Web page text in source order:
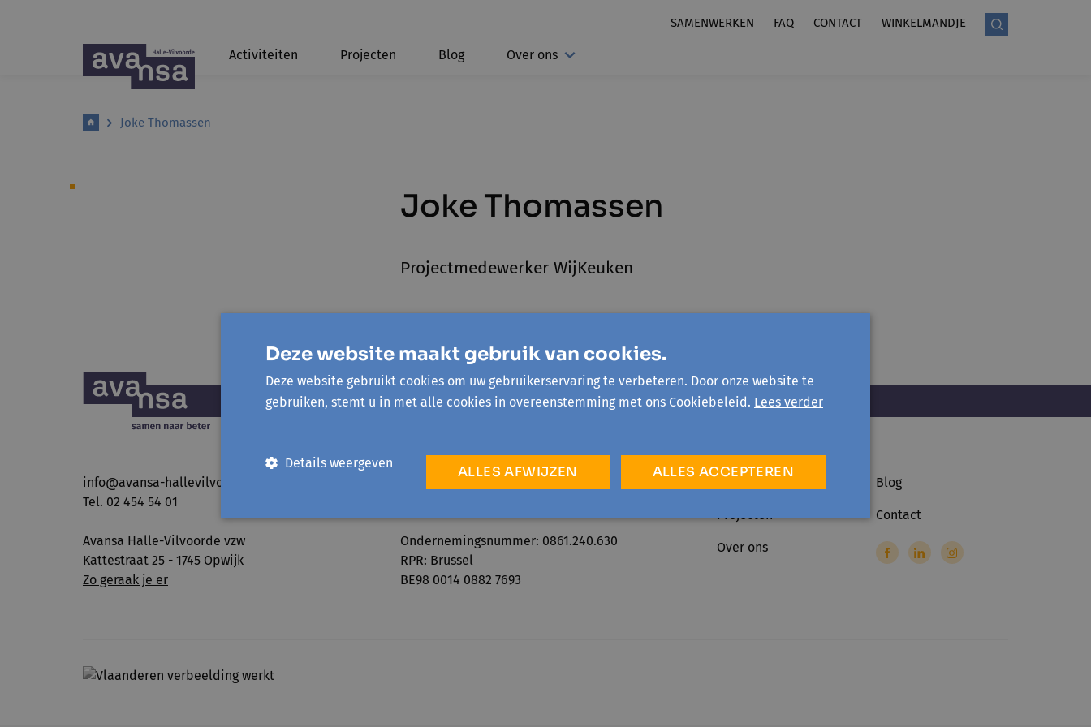
SAMENWERKEN FAQ CONTACT WINKELMANDJE
Activiteiten Projecten Blog Over ons
Joke Thomassen
Joke Thomassen
Projectmedewerker WijKeuken
info@avansa-hallevilvoorde.be
Tel. 02 454 54 01
Avansa Halle-Vilvoorde vzw
Kattestraat 25 - 1745 Opwijk
Zo geraak je er
Telefonisch bereikbaar:
Ondernemingsnummer: 0861.240.630
RPR: Brussel
BE98 0014 0882 7693
Activiteiten
Projecten
Over ons
Blog
Contact
Deze website maakt gebruik van cookies.
Deze website gebruikt cookies om uw gebruikerservaring te verbeteren. Door onze website te
gebruiken, stemt u in met alle cookies in overeenstemming met ons Cookiebeleid. Lees verder
ALLES ACCEPTEREN
ALLES AFWIJZEN
Details weergeven